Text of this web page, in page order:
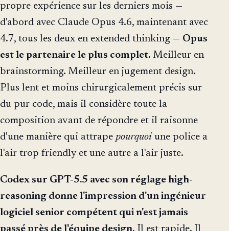
propre expérience sur les derniers mois —
d'abord avec Claude Opus 4.6, maintenant avec
4.7, tous les deux en extended thinking — Opus
est le partenaire le plus complet. Meilleur en
brainstorming. Meilleur en jugement design.
Plus lent et moins chirurgicalement précis sur
du pur code, mais il considère toute la
composition avant de répondre et il raisonne
d'une manière qui attrape pourquoiune police a
l'air trop friendly et une autre a l'air juste.
Codex sur GPT-5.5 avec son réglage high-
reasoning donne l'impression d'un ingénieur
logiciel senior compétent qui n'est jamais
passé près de l'équipe design. Il est rapide. Il